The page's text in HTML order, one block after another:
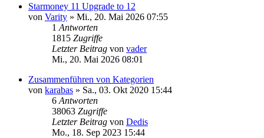
Starmoney 11 Upgrade to 12
von Varity » Mi., 20. Mai 2026 07:55
1 Antworten
1815 Zugriffe
Letzter Beitrag von vader
Mi., 20. Mai 2026 08:01
Zusammenführen von Kategorien
von karabas » Sa., 03. Okt 2020 15:44
6 Antworten
38063 Zugriffe
Letzter Beitrag von Dedis
Mo., 18. Sep 2023 15:44